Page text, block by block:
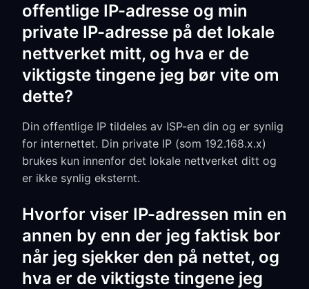
offentlige IP-adresse og min
private IP-adresse på det lokale
nettverket mitt, og hva er de
viktigste tingene jeg bør vite om
dette?
Din offentlige IP tildeles av ISP-en din og er synlig
for internettet. Din private IP (som 192.168.x.x)
brukes kun innenfor det lokale nettverket ditt og
er ikke synlig eksternt.
Hvorfor viser IP-adressen min en
annen by enn der jeg faktisk bor
når jeg sjekker den på nettet, og
hva er de viktigste tingene jeg